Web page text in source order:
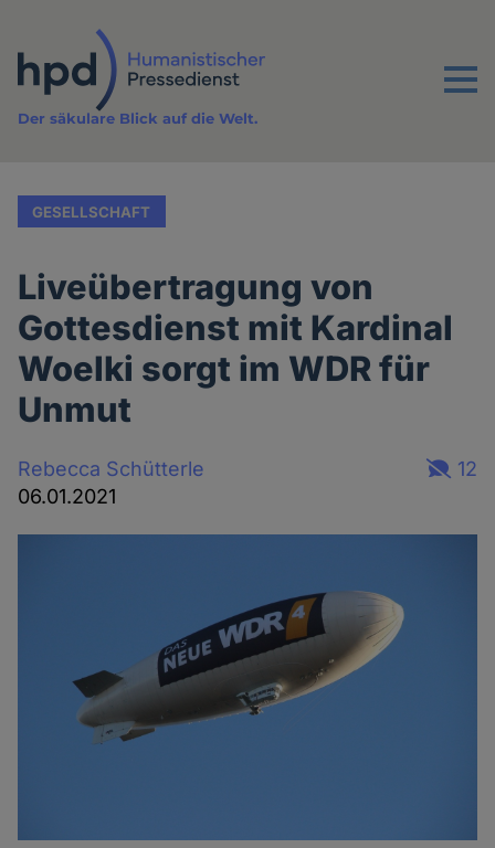
Inhalt
Menu
Der säkulare Blick auf die Welt.
GESELLSCHAFT
Liveübertragung von
Gottesdienst mit Kardinal
Woelki sorgt im WDR für
Unmut
Rebecca Schütterle
06.01.2021
12